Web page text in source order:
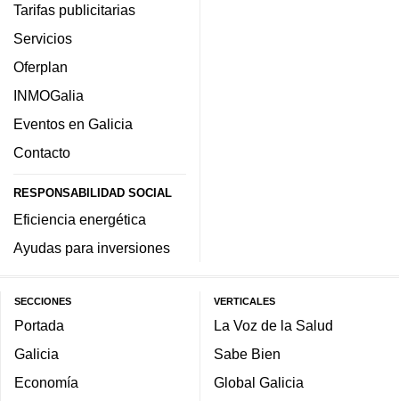
Tarifas publicitarias
Servicios
Oferplan
INMOGalia
Eventos en Galicia
Contacto
RESPONSABILIDAD SOCIAL
Eficiencia energética
Ayudas para inversiones
SECCIONES
Portada
Galicia
Economía
VERTICALES
La Voz de la Salud
Sabe Bien
Global Galicia